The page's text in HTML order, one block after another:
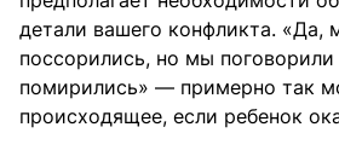
детали вашего конфликта. «Да,
поссорились, но мы
помирились» — примерно так
происходящее, если ребенок